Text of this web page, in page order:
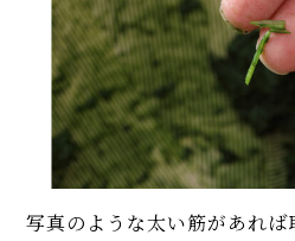
写真のような太い筋があれば